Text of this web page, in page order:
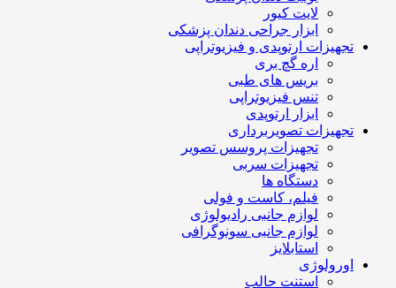
لایت کیور
ابزار جراحی دندان پزشکی
تجهیزات ارتوپدی و فیزیوتراپی
اره گچ بری
بریس های طبی
تنس فیزیوتراپی
ابزار ارتوپدی
تجهیزات تصویربرداری
تجهیزات پروسس تصویر
تجهیزات سربی
دستگاه ها
فیلم، کاست و فولی
لوازم جانبی رادیولوژی
لوازم جانبی سونوگرافی
استابلایز
اورولوژی
استنت حالب